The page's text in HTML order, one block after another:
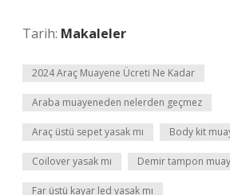
Tarih: Makaleler
2024 Araç Muayene Ücreti Ne Kadar
Araba muayeneden nelerden geçmez
Araç üstü sepet yasak mı Body kit
Coilover yasak mı Demir tampon
Far üstü kayar led yasak mı